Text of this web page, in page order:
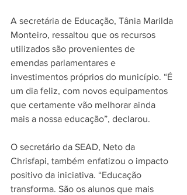
A secretária de Educação, Tânia Marilda
Monteiro, ressaltou que os recursos
utilizados são provenientes de
emendas parlamentares e
investimentos próprios do município. “É
um dia feliz, com novos equipamentos
que certamente vão melhorar ainda
mais a nossa educação”, declarou.
O secretário da SEAD, Neto da
Chrisfapi, também enfatizou o impacto
positivo da iniciativa. “Educação
transforma. São os alunos que mais